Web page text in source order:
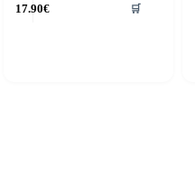
17.90€ 🛒